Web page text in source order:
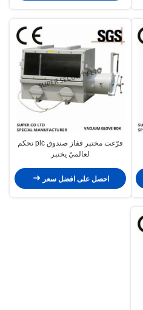
فرّغت مختبر قفاز صندوق plc تحكم
لعالميّ يختبر
احصل على افضل سعر